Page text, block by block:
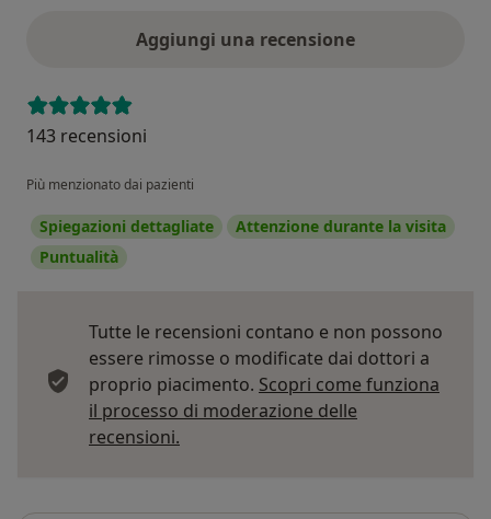
Aggiungi una recensione
143 recensioni
Più menzionato dai pazienti
Spiegazioni dettagliate
Attenzione durante la visita
Puntualità
Tutte le recensioni contano e non possono
essere rimosse o modificate dai dottori a
proprio piacimento. Scopri come funziona
il processo di moderazione delle
recensioni.